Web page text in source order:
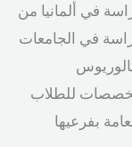
في ألمانيا من
في الجامعات
للطلاب
بفرعيها